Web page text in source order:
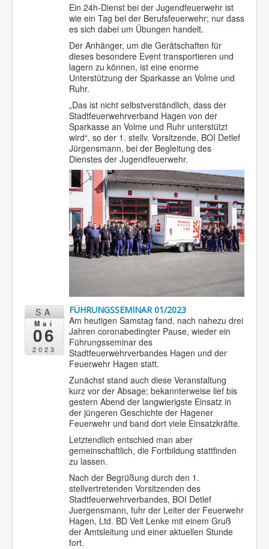
Ein 24h-Dienst bei der Jugendfeuerwehr ist
wie ein Tag bei der Berufsfeuerwehr; nur dass
es sich dabei um Übungen handelt.
Der Anhänger, um die Gerätschaften für
dieses besondere Event transportieren und
lagern zu können, ist eine enorme
Unterstützung der Sparkasse an Volme und
Ruhr.
„Das ist nicht selbstverständlich, dass der
Stadtfeuerwehrverband Hagen von der
Sparkasse an Volme und Ruhr unterstützt
wird“, so der 1. stellv. Vorsitzende, BOI Detlef
Jürgensmann, bei der Begleitung des
Dienstes der Jugendfeuerwehr.
SA
Mai
06
2023
FÜHRUNGSSEMINAR 01/2023
Am heutigen Samstag fand, nach nahezu drei
Jahren coronabedingter Pause, wieder ein
Führungsseminar des
Stadtfeuerwehrverbandes Hagen und der
Feuerwehr Hagen statt.
Zunächst stand auch diese Veranstaltung
kurz vor der Absage; bekannterweise lief bis
gestern Abend der langwierigste Einsatz in
der jüngeren Geschichte der Hagener
Feuerwehr und band dort viele Einsatzkräfte.
Letztendlich entschied man aber
gemeinschaftlich, die Fortbildung stattfinden
zu lassen.
Nach der Begrüßung durch den 1.
stellvertretenden Vorsitzenden des
Stadtfeuerwehrverbandes, BOI Detlef
Juergensmann, fuhr der Leiter der Feuerwehr
Hagen, Ltd. BD Veit Lenke mit einem Gruß
der Amtsleitung und einer aktuellen Stunde
fort.